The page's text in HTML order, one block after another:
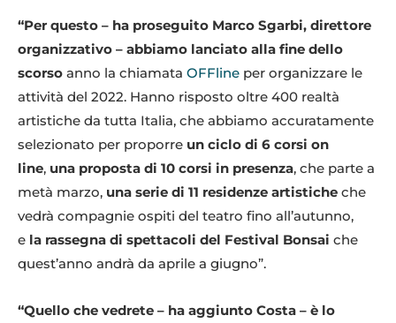
“Per questo – ha proseguito Marco Sgarbi, direttore
organizzativo – abbiamo lanciato alla fine dello
scorso anno la chiamata OFFline per organizzare le
attività del 2022. Hanno risposto oltre 400 realtà
artistiche da tutta Italia, che abbiamo accuratamente
selezionato per proporre un ciclo di 6 corsi on
line, una proposta di 10 corsi in presenza, che parte a
metà marzo, una serie di 11 residenze artistiche che
vedrà compagnie ospiti del teatro fino all’autunno,
e la rassegna di spettacoli del Festival Bonsai che
quest’anno andrà da aprile a giugno”.
“Quello che vedrete – ha aggiunto Costa – è lo